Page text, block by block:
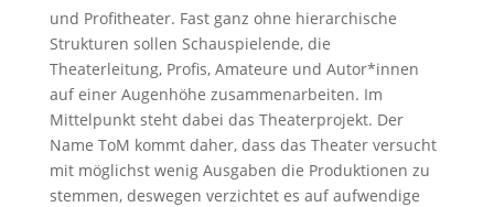
und Profitheater. Fast ganz ohne hierarchische
Strukturen sollen Schauspielende, die
Theaterleitung, Profis, Amateure und Autor*innen
auf einer Augenhöhe zusammenarbeiten. Im
Mittelpunkt steht dabei das Theaterprojekt. Der
Name ToM kommt daher, dass das Theater versucht
mit möglichst wenig Ausgaben die Produktionen zu
stemmen, deswegen verzichtet es auf aufwendige